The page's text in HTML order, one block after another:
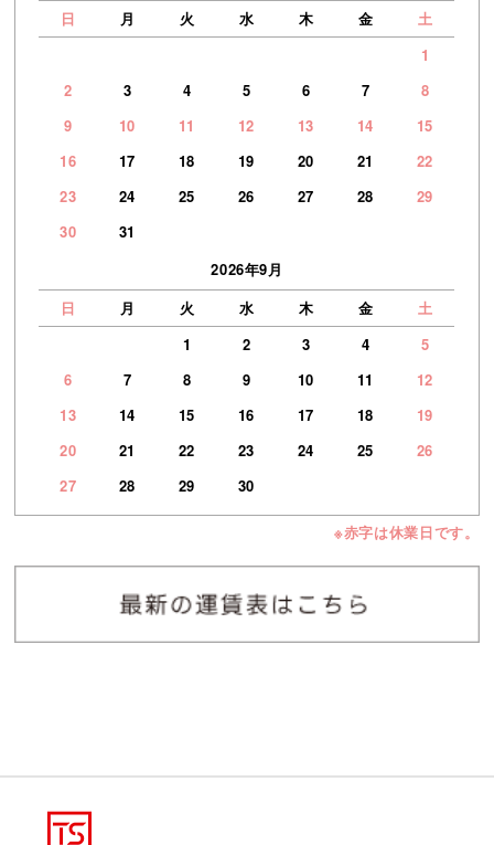
日
月 火 水 木 金
土
1
2
3 4 5 6 7
8
9
10 11 12 13 14
15
16
17 18 19 20 21
22
23
24 25 26 27 28
29
30
31
2026年9月
日
月 火 水 木 金
土
1
2 3 4
5
6
7 8 9 10 11
12
13
14 15 16 17 18
19
20
21 22 23 24 25
26
27
28 29 30
※赤字は休業日です。